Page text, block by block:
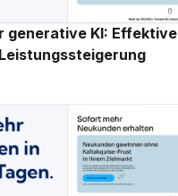
generative KI: Effektive